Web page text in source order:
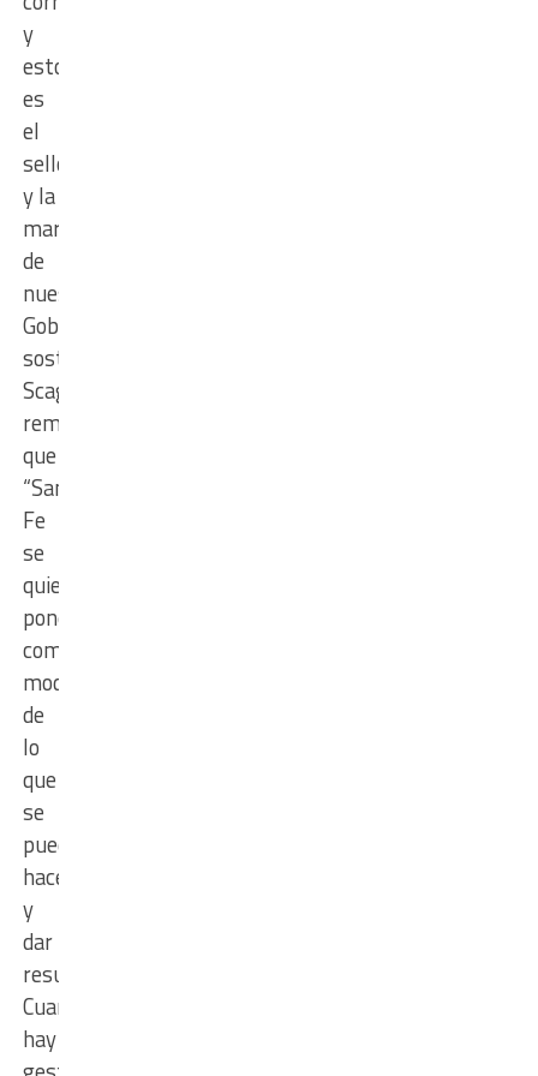
y
esto
es
el
sello
y la
marca
de
nuestro
Gobierno”,
sostuvo
Scaglia,
remarcando
que
“Santa
Fe
se
quiere
poner
como
modelo
de
lo
que
se
puede
hacer
y
dar
resultado.
Cuando
hay